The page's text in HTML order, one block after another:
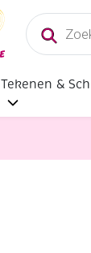
Producten
zoeken
Tekenen &